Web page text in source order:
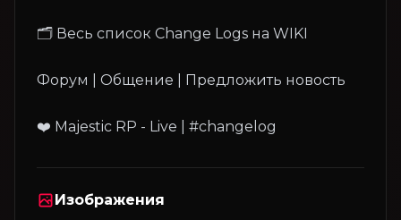
🗂 Весь список Change Logs на WIKI
Форум | Общение | Предложить новость
Изображения